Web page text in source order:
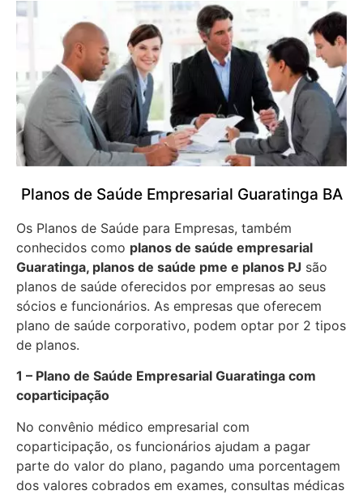
Planos de Saúde Empresarial Guaratinga BA
Os Planos de Saúde para Empresas, também
conhecidos como planos de saúde empresarial
Guaratinga, planos de saúde pme e planos PJ são
planos de saúde oferecidos por empresas ao seus
sócios e funcionários. As empresas que oferecem
plano de saúde corporativo, podem optar por 2 tipos
de planos.
1 – Plano de Saúde Empresarial Guaratinga com
coparticipação
No convênio médico empresarial com
coparticipação, os funcionários ajudam a pagar
parte do valor do plano, pagando uma porcentagem
dos valores cobrados em exames, consultas médicas